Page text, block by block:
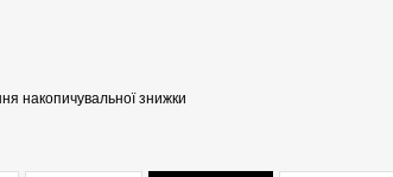
накопичувальної знижки